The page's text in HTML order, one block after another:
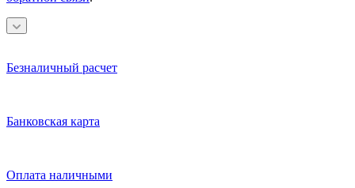
Безналичный расчет
Банковская карта
Оплата наличными